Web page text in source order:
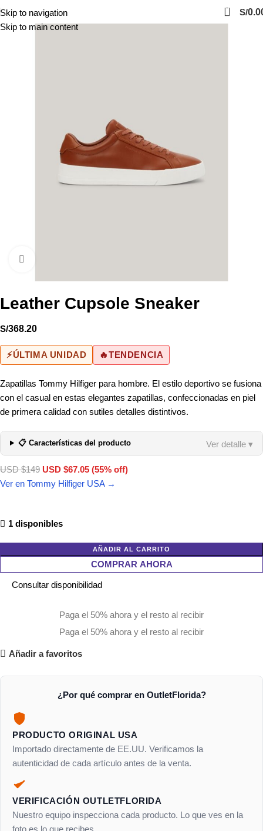
Skip to navigation
Skip to main content
0
S/
Leather Cupsole Sneaker
S/368.20
⚡ÚLTIMA UNIDAD 🔥TENDENCIA
Zapatillas Tommy Hilfiger para hombre. El estilo deportivo se fusiona
con el casual en estas elegantes zapatillas, confeccionadas en piel
de primera calidad con sutiles detalles distintivos.
Ver detalle ▾
📋 Características del producto
USD $149 USD $67.05 (55% off)
Ver en Tommy Hilfiger USA →
1 disponibles
AÑADIR AL CARRITO
COMPRAR AHORA
Consultar disponibilidad
Paga el 50% ahora y el resto al recibir
Paga el 50% ahora y el resto al recibir
Añadir a favoritos
¿Por qué comprar en OutletFlorida?
PRODUCTO ORIGINAL USA
Importado directamente de EE.UU. Verificamos la
autenticidad de cada artículo antes de la venta.
VERIFICACIÓN OUTLETFLORIDA
Nuestro equipo inspecciona cada producto. Lo que ves en la
foto es lo que recibes.